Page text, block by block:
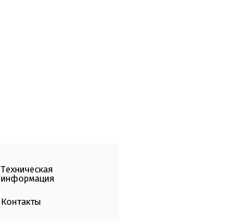
Техническая
информация
Контакты